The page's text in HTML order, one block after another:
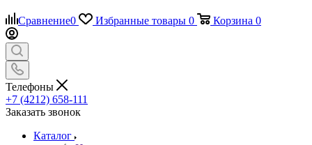
Сравнение0 Избранные товары 0 Корзина 0
Телефоны
+7 (4212) 658-111
Заказать звонок
Каталог